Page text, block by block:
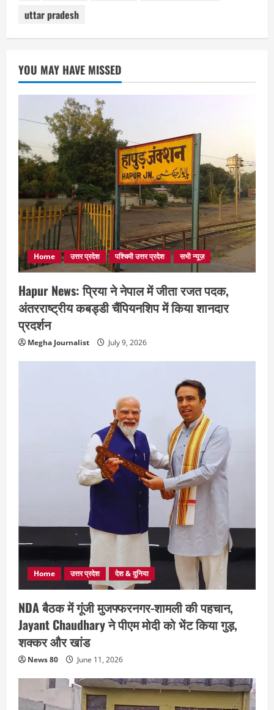
uttar pradesh
YOU MAY HAVE MISSED
Home उत्तर प्रदेश पश्चिमी उत्तर प्रदेश सभी न्यूज़
Hapur News: प्रिया ने नेपाल में जीता रजत पदक,
अंतरराष्ट्रीय कबड्डी चैंपियनशिप में किया शानदार
प्रदर्शन
Megha Journalist July 9, 2026
Home उत्तर प्रदेश देश & दुनिया
NDA बैठक में गूंजी मुजफ्फरनगर-शामली की पहचान,
Jayant Chaudhary ने पीएम मोदी को भेंट किया गुड़,
शक्कर और खांड
News 80 June 11, 2026